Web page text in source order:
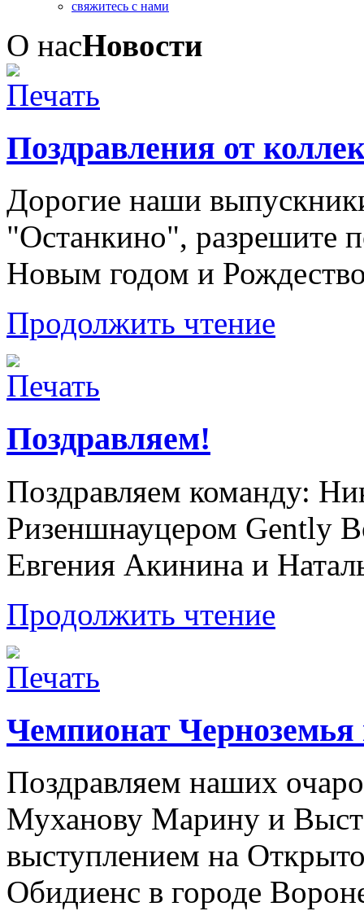
свяжитесь с нами
О насНовости
Поздравления от
Дорогие наши
"Останкино", разрешите
Новым годом и
Продолжить чтение
Поздравляем!
Поздравляем команду:
Ризеншнауцером Gently
Евгения Акинина и
Продолжить чтение
Чемпионат
Поздравляем наших
Муханову Марину и
выступлением на
Обидиенс в городе